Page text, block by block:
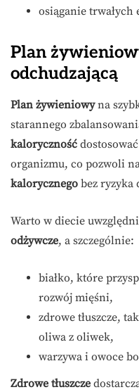
osiąganie trwałych
Plan
odchudzającą
Plan żywieniowyna
starannego
kaloryczność
organizmu, co pozwoli
kalorycznego bez ryzyka
Warto w diecie
odżywcze, a szczególnie:
białko, które
rozwój mięśni,
zdrowe tłuszcze,
oliwa z oliwek,
warzywa i owoce
Zdrowe tłuszcze